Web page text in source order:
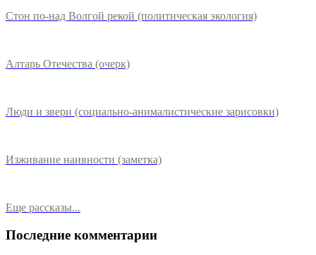
Стон по-над Волгой рекой (политическая экология)
Алтарь Отечества (очерк)
Люди и звери (социально-анималистические зарисовки)
Изживание наивности (заметка)
Еще рассказы...
Последние комментарии